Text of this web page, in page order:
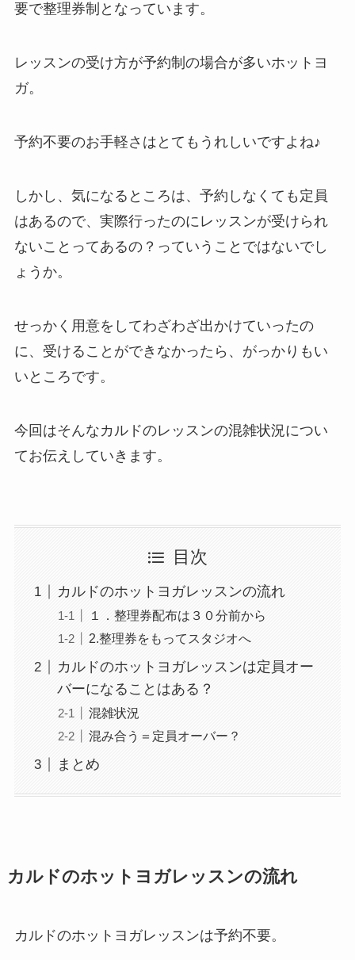
要で整理券制となっています。
レッスンの受け方が予約制の場合が多いホットヨ
ガ。
予約不要のお手軽さはとてもうれしいですよね♪
しかし、気になるところは、予約しなくても定員
はあるので、実際行ったのにレッスンが受けられ
ないことってあるの？っていうことではないでし
ょうか。
せっかく用意をしてわざわざ出かけていったの
に、受けることができなかったら、がっかりもい
いところです。
今回はそんなカルドのレッスンの混雑状況につい
てお伝えしていきます。
目次
カルドのホットヨガレッスンの流れ
１．整理券配布は３０分前から
2.整理券をもってスタジオへ
カルドのホットヨガレッスンは定員オー
バーになることはある？
混雑状況
混み合う＝定員オーバー？
まとめ
カルドのホットヨガレッスンの流れ
カルドのホットヨガレッスンは予約不要。